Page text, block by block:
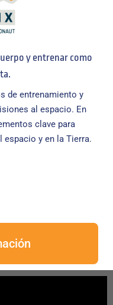
y entrenar como
de entrenamiento y
al espacio. En
clave para
espacio y en la Tierra.